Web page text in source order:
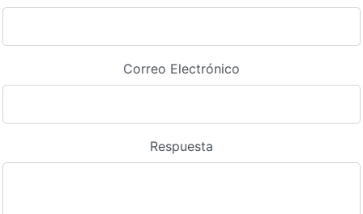
Correo Electrónico
Respuesta